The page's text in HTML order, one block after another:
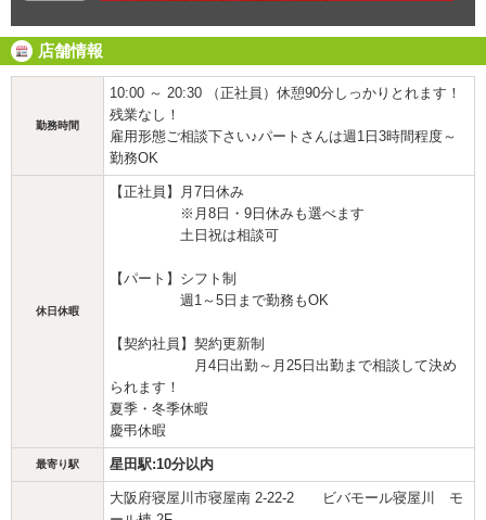
店舗情報
勤務時間
10:00 ～ 20:30 （正社員）休憩90分しっかりとれます！
残業なし！
雇用形態ご相談下さい♪パートさんは週1日3時間程度～
勤務OK
休日休暇
【正社員】月7日休み
※月8日・9日休みも選べます
土日祝は相談可
【パート】シフト制
週1～5日まで勤務もOK
【契約社員】契約更新制
月4日出勤～月25日出勤まで相談して決め
られます！
夏季・冬季休暇
慶弔休暇
最寄り駅 星田駅:10分以内
大阪府寝屋川市寝屋南 2-22-2 ビバモール寝屋川 モ